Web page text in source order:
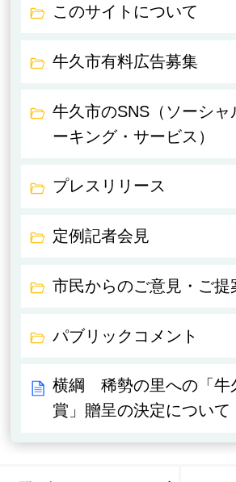
このサイトについて
牛久市有料広告募集
牛久市のSNS（ソーシャ
ーキング・サービス）
プレスリリース
定例記者会見
市民からのご意見・ご提
パブリックコメント
横綱 稀勢の里への「牛
賞」贈呈の決定について